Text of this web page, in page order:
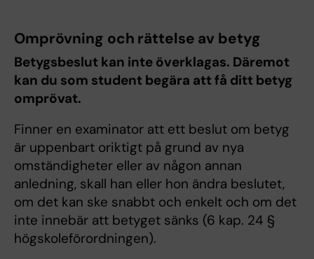
Omprövning och rättelse av betyg
Betygsbeslut kan inte överklagas. Däremot
kan du som student begära att få ditt betyg
omprövat.
Finner en examinator att ett beslut om betyg
är uppenbart oriktigt på grund av nya
omständigheter eller av någon annan
anledning, skall han eller hon ändra beslutet,
om det kan ske snabbt och enkelt och om det
inte innebär att betyget sänks (6 kap. 24 §
högskoleförordningen).